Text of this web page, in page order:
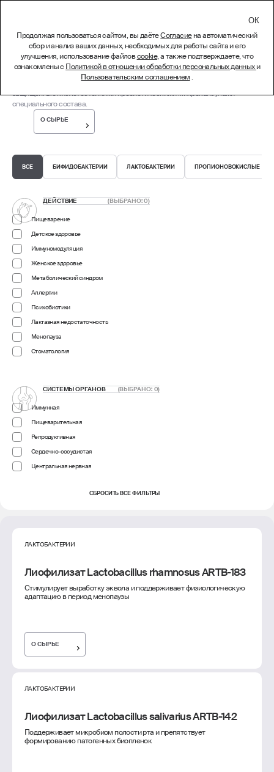
Пробиотики
Пробиотики – индивидуальные жизнеспособные культуры
пробиотических микроорганизмов. Бактерии находятся в анабиозе,
защищенные кислотостойкими пребиотическими микрокапсулами
специального состава.
О СЫРЬЕ
ВСЕ БИФИДОБАКТЕРИИ ЛАКТОБАКТЕРИИ ПРОПИОНОВОКИСЛЫЕ
ДЕЙСТВИЕ (ВЫБРАНО:0)
Пищеварение
Детское здоровье
Иммуномодуляция
Женское здоровье
Метаболический синдром
Аллергии
Психобиотики
Лактазная недостаточность
Менопауза
Стоматология
СИСТЕМЫ ОРГАНОВ (ВЫБРАНО:0)
Иммунная
Пищеварительная
Репродуктивная
Сердечно-сосудистая
Центральная нервная
СБРОСИТЬ ВСЕ ФИЛЬТРЫ
ЛАКТОБАКТЕРИИ
Лиофилизат Lactobacillus rhamnosus ARTB-183
Стимулирует выработку эквола и поддерживает физиологическую
адаптацию в период менопаузы
О СЫРЬЕ
ЛАКТОБАКТЕРИИ
Лиофилизат Lactobacillus salivarius ARTB-142
Поддерживает микробиом полости рта и препятствует
формированию патогенных биопленок
Продолжая пользоваться сайтом, вы даётеСогласиена автоматический
сбор и анализ ваших данных, необходимых для работы сайта и его
улучшения, использование файловcookie, а также подтверждаете, что
ознакомлены с Политикой в отношении обработки персональных данныхи
Пользовательским соглашением.